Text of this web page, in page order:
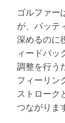
ゴルファー
が、パッテ
深めるのに
ィードバッ
調整を行う
フィーリン
ストローク
つながりま